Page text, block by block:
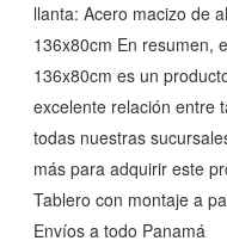
llanta: Acero macizo de
136x80cm En resumen,
136x80cm es un
excelente relación entre
todas nuestras
más para adquirir este
Tablero con montaje a
Envíos a todo Panamá